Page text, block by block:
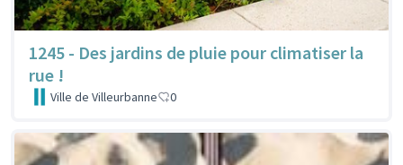
1245 - Des jardins de pluie pour climatiser la
rue !
Ville de Villeurbanne 0